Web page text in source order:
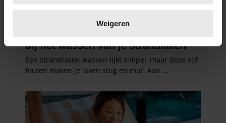
verwerkt en stel uw voorkeuren in het
intrekken in de Cookieverklaring.
We gebruiken cookies om content en advertenties te
en om ons websiteverkeer te analyseren. Ook delen we
informatie over uw gebruik van onze site met onze
partners voor social media, adverteren en analyse. Deze
Weigeren